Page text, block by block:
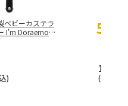
ベビーカステラ
I'm Doraemon
ー ALOCT1
)
5
1,650
(送料別